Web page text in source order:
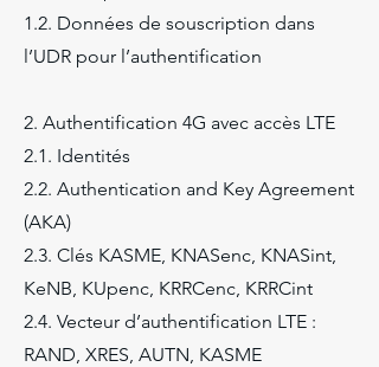
1.2. Données de souscription dans
l’UDR pour l’authentification
2. Authentification 4G avec accès LTE
2.1. Identités
2.2. Authentication and Key Agreement
(AKA)
2.3. Clés KASME, KNASenc, KNASint,
KeNB, KUpenc, KRRCenc, KRRCint
2.4. Vecteur d’authentification LTE :
RAND, XRES, AUTN, KASME